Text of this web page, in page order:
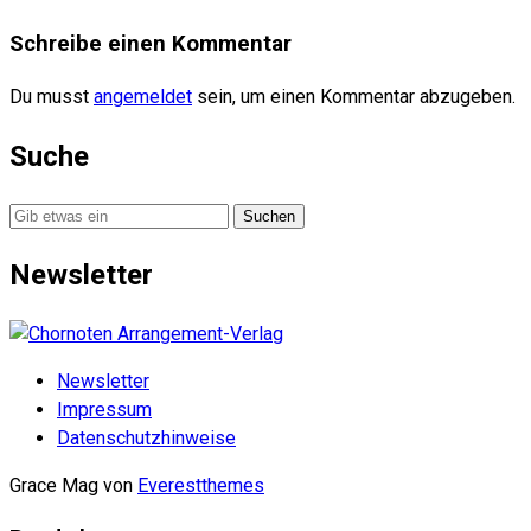
Schreibe einen Kommentar
Du musst angemeldet sein, um einen Kommentar abzugeben.
Suche
Suche
Newsletter
Newsletter
Impressum
Datenschutzhinweise
Grace Mag von Everestthemes